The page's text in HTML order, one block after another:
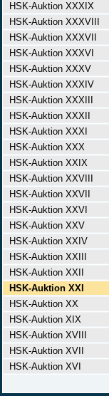
HSK-Auktion XXXIX
HSK-Auktion XXXVIII
HSK-Auktion XXXVII
HSK-Auktion XXXVI
HSK-Auktion XXXV
HSK-Auktion XXXIV
HSK-Auktion XXXIII
HSK-Auktion XXXII
HSK-Auktion XXXI
HSK-Auktion XXX
HSK-Auktion XXIX
HSK-Auktion XXVIII
HSK-Auktion XXVII
HSK-Auktion XXVI
HSK-Auktion XXV
HSK-Auktion XXIV
HSK-Auktion XXIII
HSK-Auktion XXII
HSK-Auktion XXI
HSK-Auktion XX
HSK-Auktion XIX
HSK-Auktion XVIII
HSK-Auktion XVII
HSK-Auktion XVI